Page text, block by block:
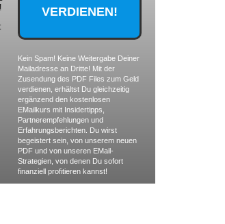
Kein Spam! Keine Weitergabe Deiner
Mailadresse an Dritte! Mit der
Zusendung des PDF Files zum Geld
verdienen, erhältst Du gleichzeitig
ergänzend den kostenlosen
EMailkurs mit Insidertipps,
Partnerempfehlungen und
Erfahrungsberichten. Du wirst
begeistert sein, von unserem neuen
PDF und von unseren EMail-
Strategien, von denen Du sofort
finanziell profitieren kannst!